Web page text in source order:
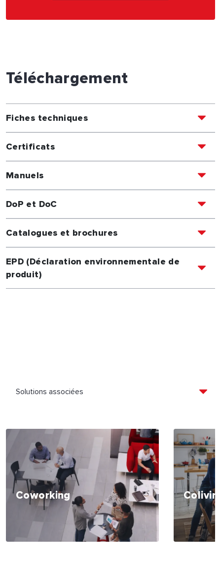
Téléchargement
Fiches techniques
Certificats
Manuels
DoP et DoC
Catalogues et brochures
EPD (Déclaration environnementale de
produit)
Coworking